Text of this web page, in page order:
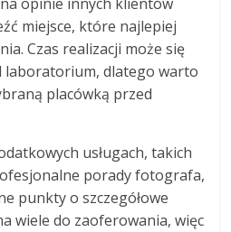
miejsce, które najlepiej
Czas realizacji może się
laboratorium, dlatego warto
placówką przed
usługach, takich
porady fotografa,
punkty o szczegółowe
wiele do zaoferowania, więc